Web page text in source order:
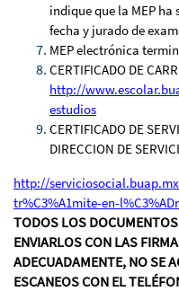
indique que la MEP
fecha y jurado de
MEP electrónica
CERTIFICADO DE
http://
estudios
CERTIFICADO DE
DIRECCION DE
http://
tr%C3%A1mite-en-
TODOS LOS
ENVIARLOS CON LAS
ADECUADAMENTE, NO SE
ESCANEOS CON EL